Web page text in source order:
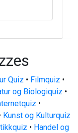
Quiz • Filmquiz •
og Biologiquiz •
•
Kunst og Kulturquiz
• Handel og